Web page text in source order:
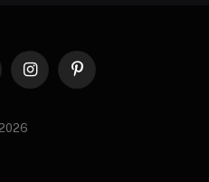
InstagramPinterest